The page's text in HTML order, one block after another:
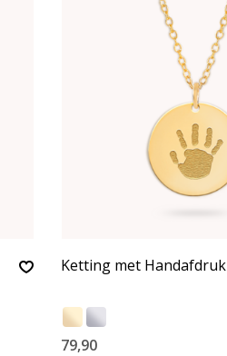
Ketting met Handafdruk
79,90